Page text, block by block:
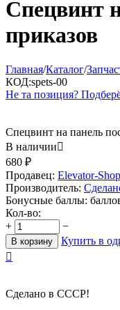
Спецвинт
приказов
Главная/Каталог/
КОД:spets-00
Не та позиция?
Спецвинт на панель
В наличии
680 ₽
Продавец: Elevator-Shop
Производитель:
Бонусные баллы:
Кол-во:
+
−
В корзину
Купить в

Сделано в СССР!